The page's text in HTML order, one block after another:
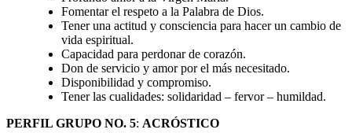
Fomentar el respeto a la Palabra de Dios.
Tener una actitud y consciencia para hacer un cambio de
vida espiritual.
Capacidad para perdonar de corazón.
Don de servicio y amor por el más necesitado.
Disponibilidad y compromiso.
Tener las cualidades: solidaridad – fervor – humildad.
PERFIL GRUPO NO. 5: ACRÓSTICO